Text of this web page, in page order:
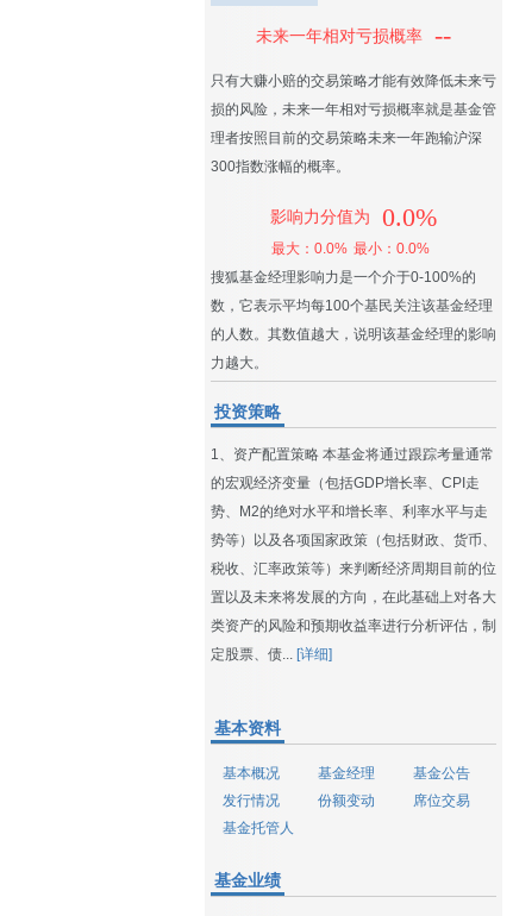
未来一年相对亏损概率 --
只有大赚小赔的交易策略才能有效降低未来亏
损的风险，未来一年相对亏损概率就是基金管
理者按照目前的交易策略未来一年跑输沪深
300指数涨幅的概率。
影响力分值为 0.0%
最大：0.0% 最小：0.0%
搜狐基金经理影响力是一个介于0-100%的
数，它表示平均每100个基民关注该基金经理
的人数。其数值越大，说明该基金经理的影响
力越大。
投资策略
1、资产配置策略 本基金将通过跟踪考量通常
的宏观经济变量（包括GDP增长率、CPI走
势、M2的绝对水平和增长率、利率水平与走
势等）以及各项国家政策（包括财政、货币、
税收、汇率政策等）来判断经济周期目前的位
置以及未来将发展的方向，在此基础上对各大
类资产的风险和预期收益率进行分析评估，制
定股票、债... [详细]
基本资料
基本概况 基金经理
基金公告
发行情况
份额变动
席位交易
基金托管人
基金业绩